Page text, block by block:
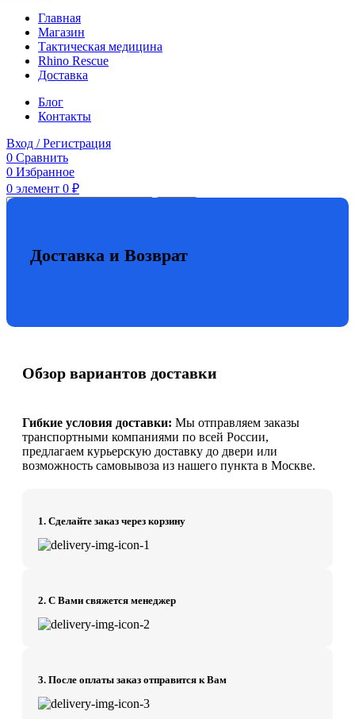
Главная
Магазин
Тактическая медицина
Rhino Rescue
Доставка
Блог
Контакты
Вход / Регистрация
0 Сравнить
0 Избранное
0 элемент 0 ₽
Доставка и Возврат
Обзор вариантов доставки
Гибкие условия доставки: Мы отправляем заказы
транспортными компаниями по всей России,
предлагаем курьерскую доставку до двери или
возможность самовывоза из нашего пункта в Москве.
1. Сделайте заказ через корзину
2. С Вами свяжется менеджер
3. После оплаты заказ отправится к Вам